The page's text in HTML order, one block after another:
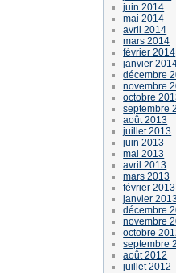
juin 2014
mai 2014
avril 2014
mars 2014
février 2014
janvier
décembre
novembre
octobre
septembre
août 2013
juillet 2013
juin 2013
mai 2013
avril 2013
mars 2013
février 2013
janvier
décembre
novembre
octobre
septembre
août 2012
juillet 2012